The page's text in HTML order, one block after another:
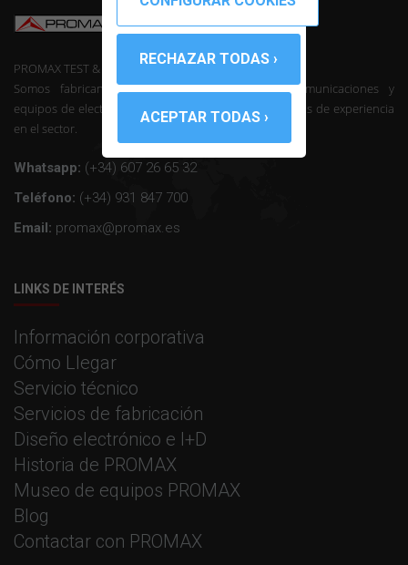
PROMAX TEST & MEASUREMENT, SLU ©
Somos fabricantes de instrumentación de telecomunicaciones y
equipos de electrónica profesional con mas de 50 años de experiencia
en el sector.
Whatsapp: (+34) 607 26 65 32
Teléfono: (+34) 931 847 700
Email: promax@promax.es
LINKS DE INTERÉS
Información corporativa
Cómo Llegar
Servicio técnico
Servicios de fabricación
Diseño electrónico e I+D
Historia de PROMAX
Museo de equipos PROMAX
Blog
Contactar con PROMAX